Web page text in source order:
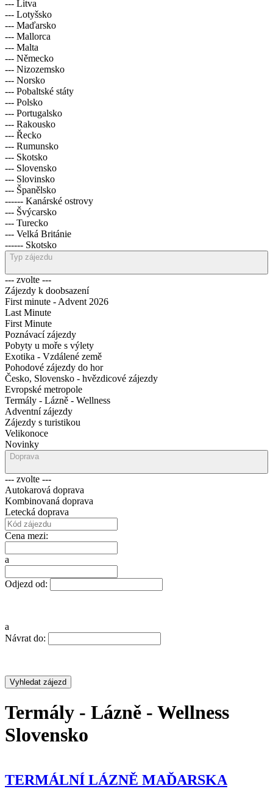
--- Litva
--- Lotyšsko
--- Maďarsko
--- Mallorca
--- Malta
--- Německo
--- Nizozemsko
--- Norsko
--- Pobaltské státy
--- Polsko
--- Portugalsko
--- Rakousko
--- Řecko
--- Rumunsko
--- Skotsko
--- Slovensko
--- Slovinsko
--- Španělsko
------ Kanárské ostrovy
--- Švýcarsko
--- Turecko
--- Velká Británie
------ Skotsko
Typ zájezdu
--- zvolte ---
Zájezdy k doobsazení
First minute - Advent 2026
Last Minute
First Minute
Poznávací zájezdy
Pobyty u moře s výlety
Exotika - Vzdálené země
Pohodové zájezdy do hor
Česko, Slovensko - hvězdicové zájezdy
Evropské metropole
Termály - Lázně - Wellness
Adventní zájezdy
Zájezdy s turistikou
Velikonoce
Novinky
Doprava
--- zvolte ---
Autokarová doprava
Kombinovaná doprava
Letecká doprava
Cena mezi:
a
Odjezd od:
a
Návrat do:
Termály - Lázně - Wellness
Slovensko
MAĎARSKA
ADVENTNÍ